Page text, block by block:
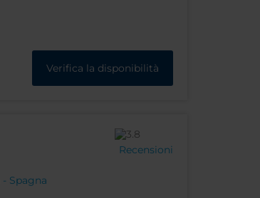
Verifica la disponibilità
Spagna
Recensioni